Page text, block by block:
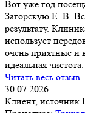
Вот уже год
Загорскую Е. В.
результату.
использует
очень приятные и
идеальная
Читать весь отзыв
30.07.2026
Клиент, источник